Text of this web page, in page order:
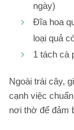
ngày)
Đĩa hoa
loại quả
1 tách cà
Ngoài trái cây,
cạnh việc
nơi thờ để đảm